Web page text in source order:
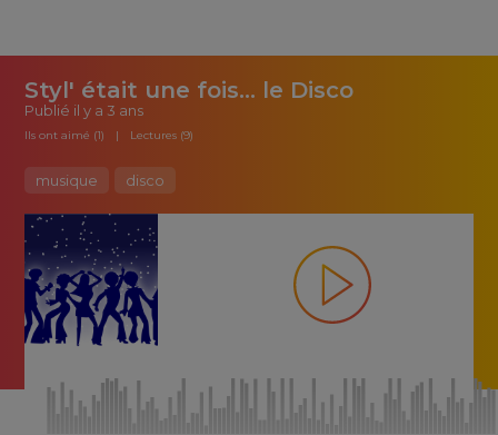
Styl' était une fois... le Disco
Publié il y a 3 ans
Ils ont aimé (1) Lectures (9)
musique disco